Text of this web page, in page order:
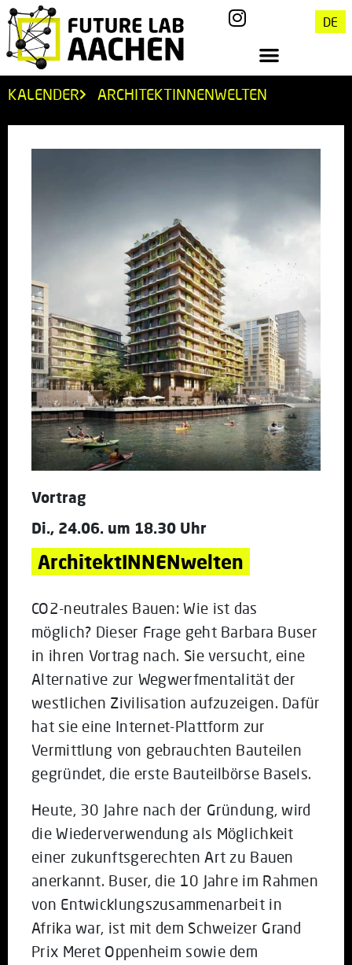
DE
KALENDER ARCHITEKTINNENWELTEN
Vortrag
Di., 24.06. um 18.30 Uhr
ArchitektINNENwelten
CO2-neutrales Bauen: Wie ist das
möglich? Dieser Frage geht Barbara Buser
in ihren Vortrag nach. Sie versucht, eine
Alternative zur Wegwerfmentalität der
westlichen Zivilisation aufzuzeigen. Dafür
hat sie eine Internet-Plattform zur
Vermittlung von gebrauchten Bauteilen
gegründet, die erste Bauteilbörse Basels.
Heute, 30 Jahre nach der Gründung, wird
die Wiederverwendung als Möglichkeit
einer zukunftsgerechten Art zu Bauen
anerkannt. Buser, die 10 Jahre im Rahmen
von Entwicklungszusammenarbeit in
Afrika war, ist mit dem Schweizer Grand
Prix Meret Oppenheim sowie dem